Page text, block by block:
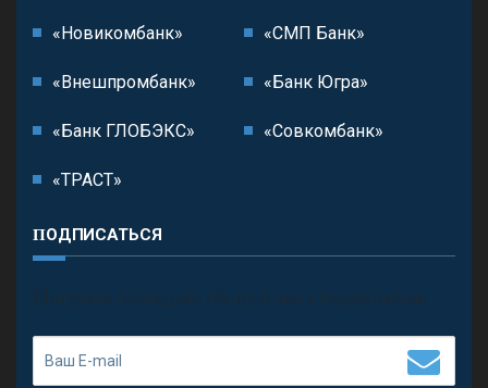
«Новикомбанк» «СМП Банк»
«Внешпромбанк» «Банк Югра»
«Банк ГЛОБЭКС» «Совкомбанк»
«ТРАСТ»
ПОДПИСАТЬСЯ
П олучить последние обновления и предложения.